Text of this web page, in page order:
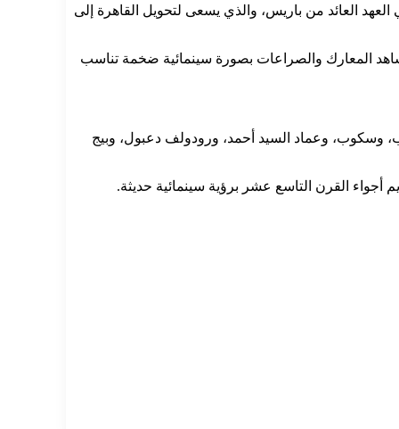
العائد من باريس، والذي يسعى لتحويل القاهرة إلى
المعارك والصراعات بصورة سينمائية ضخمة تناسب
وسكوب، وعماد السيد أحمد، ورودولف دعبول، وبيج
أجواء القرن التاسع عشر برؤية سينمائية حديثة.